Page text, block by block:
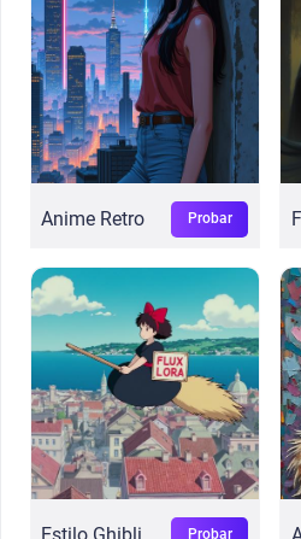
Anime Retro Probar
Probar